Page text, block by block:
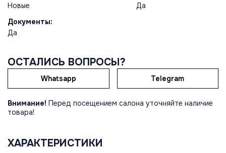
Новые
Да
Документы:
Да
ОСТАЛИСЬ ВОПРОСЫ?
Whatsapp Telegram
Внимание! Перед посещением салона уточняйте наличие
товара!
ХАРАКТЕРИСТИКИ